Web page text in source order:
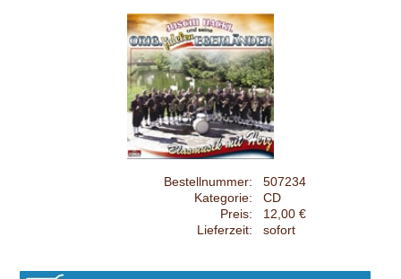
Bestellnummer:
507234
Kategorie:
CD
Preis:
12,00 €
Lieferzeit:
sofort